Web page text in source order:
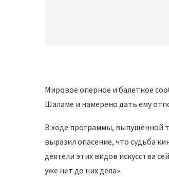
Мировое оперное и балетное
Шаламе и намерено дать ему
В ходе программы, выпущенной
выразил опасение, что судьба
деятели этих видов искусства
уже нет до них дела».